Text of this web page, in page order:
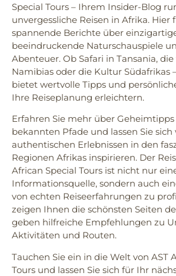
Special Tours – Ihrem Insider-Blog
unvergessliche Reisen in Afrika. Hier
spannende Berichte über
beeindruckende Naturschauspiele
Abenteuer. Ob Safari in Tansania,
Namibias oder die Kultur Südafrikas
bietet wertvolle Tipps und
Ihre Reiseplanung erleichtern.
Erfahren Sie mehr über
bekannten Pfade und lassen Sie sich
authentischen Erlebnissen in den
Regionen Afrikas inspirieren. Der
African Special Tours ist nicht nur
Informationsquelle, sondern auch
von echten Reiseerfahrungen zu
zeigen Ihnen die schönsten Seiten
geben hilfreiche Empfehlungen zu
Aktivitäten und Routen.
Tauchen Sie ein in die Welt von AST
Tours und lassen Sie sich für Ihr